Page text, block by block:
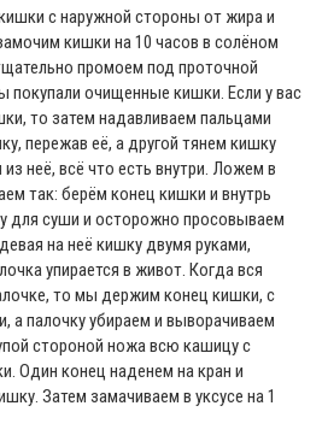
с наружной стороны от жира и
кишки на 10 часов в солёном
промоем под проточной
покупали очищенные кишки. Если у вас
то затем надавливаем пальцами
пережав её, а другой тянем кишку
неё, всё что есть внутри. Ложем в
так: берём конец кишки и внутрь
для суши и осторожно просовываем
на неё кишку двумя руками,
упирается в живот. Когда вся
то мы держим конец кишки, с
а палочку убираем и выворачиваем
стороной ножа всю кашицу с
Один конец наденем на кран и
Затем замачиваем в уксусе на 1